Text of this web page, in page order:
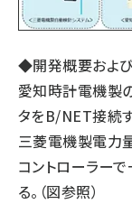
◆開発概要およ
愛知時計電機製
タをB/NET接続
三菱電機製電力
コントローラー
る。（図参照）